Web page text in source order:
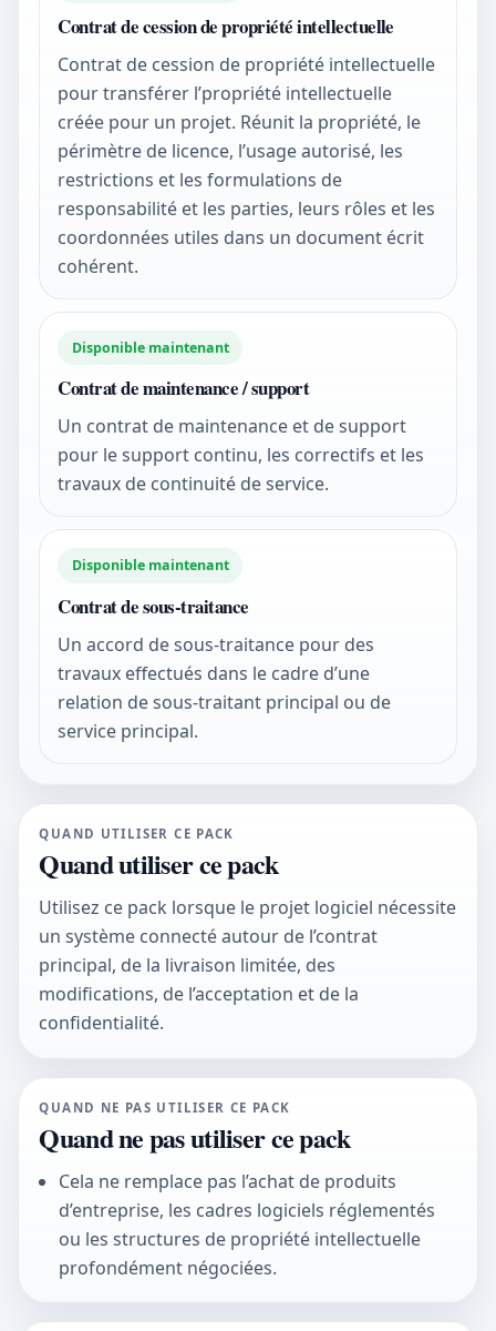
Contrat de cession de propriété intellectuelle
Contrat de cession de propriété intellectuelle
pour transférer l’propriété intellectuelle
créée pour un projet. Réunit la propriété, le
périmètre de licence, l’usage autorisé, les
restrictions et les formulations de
responsabilité et les parties, leurs rôles et les
coordonnées utiles dans un document écrit
cohérent.
Disponible maintenant
Contrat de maintenance / support
Un contrat de maintenance et de support
pour le support continu, les correctifs et les
travaux de continuité de service.
Disponible maintenant
Contrat de sous-traitance
Un accord de sous-traitance pour des
travaux effectués dans le cadre d’une
relation de sous-traitant principal ou de
service principal.
QUAND UTILISER CE PACK
Quand utiliser ce pack
Utilisez ce pack lorsque le projet logiciel nécessite
un système connecté autour de l’contrat
principal, de la livraison limitée, des
modifications, de l’acceptation et de la
confidentialité.
QUAND NE PAS UTILISER CE PACK
Quand ne pas utiliser ce pack
Cela ne remplace pas l’achat de produits
d’entreprise, les cadres logiciels réglementés
ou les structures de propriété intellectuelle
profondément négociées.